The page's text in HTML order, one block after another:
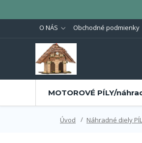
O NÁS Obchodné podmienky
MOTOROVÉ PÍLY/
Úvod Náhradné diely